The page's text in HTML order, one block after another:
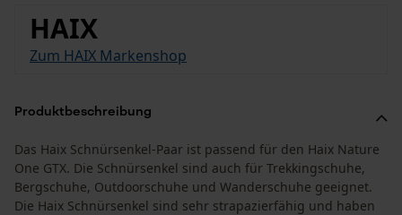
HAIX
Zum HAIX Markenshop
Produktbeschreibung
Das Haix Schnürsenkel-Paar ist passend für den Haix Nature
One GTX. Die Schnürsenkel sind auch für Trekkingschuhe,
Bergschuhe, Outdoorschuhe und Wanderschuhe geeignet.
Die Haix Schnürsenkel sind sehr strapazierfähig und haben